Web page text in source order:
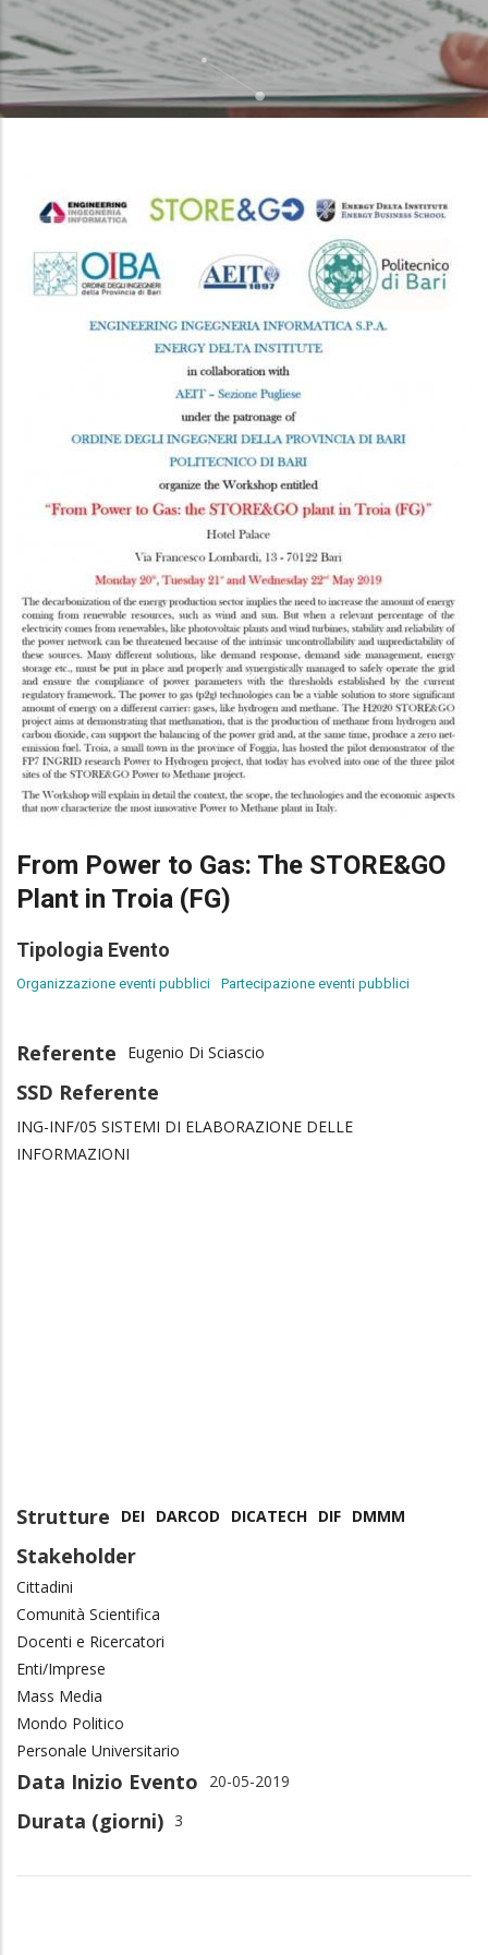
From Power to Gas: The STORE&GO
Plant in Troia (FG)
Tipologia Evento
Organizzazione eventi pubblici Partecipazione eventi pubblici
Referente Eugenio Di Sciascio
SSD Referente
ING-INF/05 SISTEMI DI ELABORAZIONE DELLE
INFORMAZIONI
Strutture DEI DARCOD DICATECH DIF DMMM
Stakeholder
Cittadini
Comunità Scientifica
Docenti e Ricercatori
Enti/Imprese
Mass Media
Mondo Politico
Personale Universitario
Data Inizio Evento 20-05-2019
Durata (giorni) 3